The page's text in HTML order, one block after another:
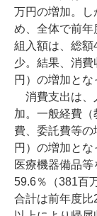
万円の増加。し
め、全体で前年
組入額は、総
少。結果、消
円）の増加とな
消費支出は、
加。一般経費
費、委託費等
円）の増加と
医療機器備品
59.6％（381百
合計は前年度比